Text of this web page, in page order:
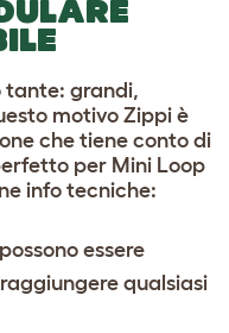
tante: grandi,
motivo Zippi è
che tiene conto di
per Mini Loop
info tecniche:
essere
qualsiasi